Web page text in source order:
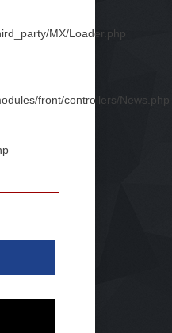
MX/Loader.php
front/controllers/News.php